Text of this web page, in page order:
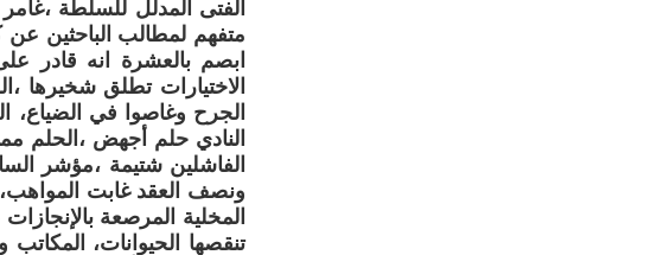
الفتى المدلل للسلطة
متفهم لمطالب الباحثين
ابصم بالعشرة انه قادر
الاختيارات تطلق شخيرها
الجرح وغاصوا في الضياع،
النادي حلم أجهض
الفاشلين شتيمة ،مؤشر
ونصف العقد غابت
المخلية المرصعة
تنقصها الحيوانات،